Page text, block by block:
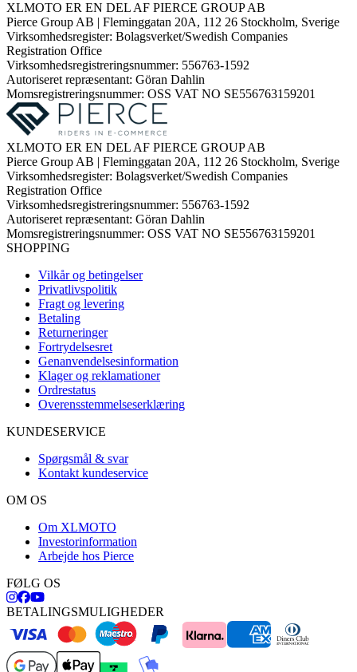
XLMOTO ER EN DEL AF PIERCE GROUP AB
Pierce Group AB | Fleminggatan 20A, 112 26 Stockholm, Sverige
Virksomhedsregister: Bolagsverket/Swedish Companies
Registration Office
Virksomhedsregistreringsnummer: 556763-1592
Autoriseret repræsentant: Göran Dahlin
Momsregistreringsnummer: OSS VAT NO SE556763159201
XLMOTO ER EN DEL AF PIERCE GROUP AB
Pierce Group AB | Fleminggatan 20A, 112 26 Stockholm, Sverige
Virksomhedsregister: Bolagsverket/Swedish Companies
Registration Office
Virksomhedsregistreringsnummer: 556763-1592
Autoriseret repræsentant: Göran Dahlin
Momsregistreringsnummer: OSS VAT NO SE556763159201
SHOPPING
Vilkår og betingelser
Privatlivspolitik
Fragt og levering
Betaling
Returneringer
Fortrydelsesret
Genanvendelsesinformation
Klager og reklamationer
Ordrestatus
Overensstemmelseserklæring
KUNDESERVICE
Spørgsmål & svar
Kontakt kundeservice
OM OS
Om XLMOTO
Investorinformation
Arbejde hos Pierce
FØLG OS
BETALINGSMULIGHEDER